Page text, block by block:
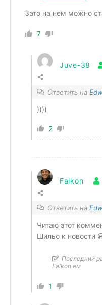
Зато на нем можно
7
Juve-38
Ответить на
))))
2
Falkon
Ответить на
Читаю этот
Шильо к новости
Последний
Falkon ем
1